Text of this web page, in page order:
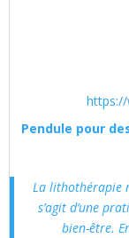
Pendule pour
La lithothérapie
s’agit d’une
bien-être.